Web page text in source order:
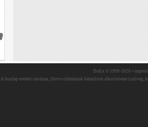
DuEn © 1999-2026 •
A honlap eredeti tartalma, illetve oldalainak bármilyen alkotóeleme (szöveg,